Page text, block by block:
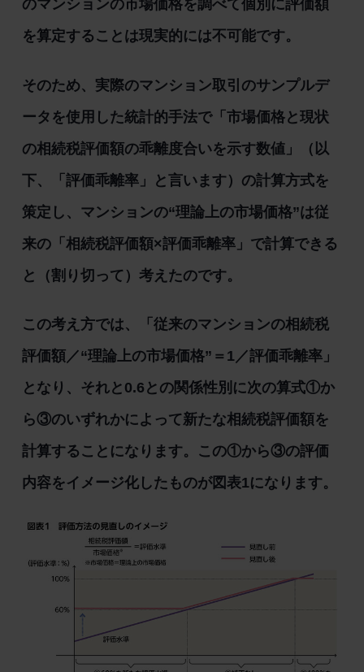
のマンションの市場価格を調べて個別に評価額
を算定することは現実的には不可能です。
そのため、実際のマンション取引のサンプルデ
ータを使用した統計的手法で「市場価格と現状
の相続税評価額の乖離度合いを示す数値」（以
下、「評価乖離率」と言います）の計算方式を
策定し、マンションの“理論上の市場価格”は従
来の「相続税評価額×評価乖離率」で計算できる
と（割り切って）考えたのです。
この考え方では、「従来のマンションの相続税
評価額／“理論上の市場価格”＝1／評価乖離率」
となり、それと0.6との関係性別に次の算式①か
ら③のいずれかによって新たな相続税評価額を
計算することになります。この①から③の評価
内容をイメージ化したものが図表1になります。